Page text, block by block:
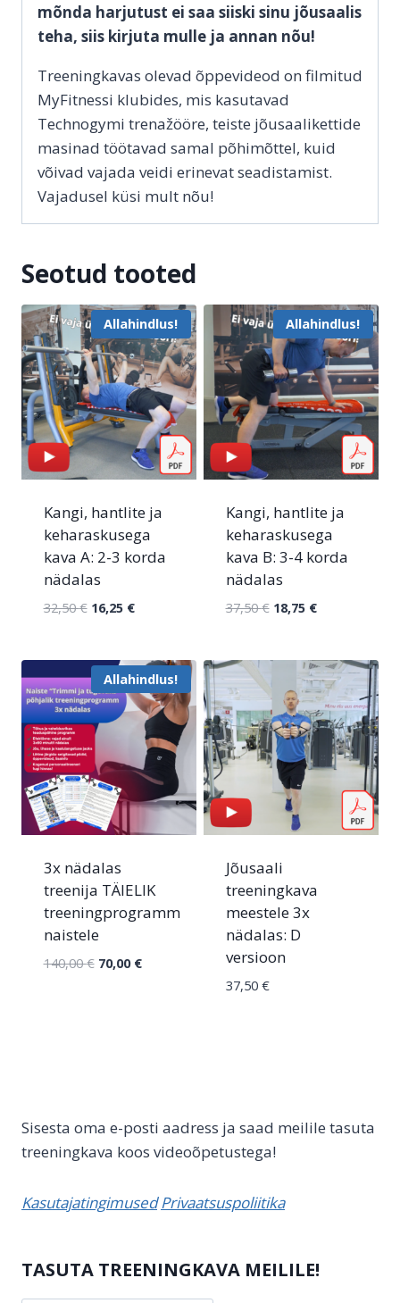
mõnda harjutust ei saa siiski sinu jõusaalis
teha, siis kirjuta mulle ja annan nõu!
Treeningkavas olevad õppevideod on filmitud
MyFitnessi klubides, mis kasutavad
Technogymi trenažööre, teiste jõusaalikettide
masinad töötavad samal põhimõttel, kuid
võivad vajada veidi erinevat seadistamist.
Vajadusel küsi mult nõu!
Seotud tooted
Allahindlus!
Kangi, hantlite ja
keharaskusega
kava A: 2-3 korda
nädalas
32,50€ 16,25 €
Allahindlus!
Kangi, hantlite ja
keharaskusega
kava B: 3-4 korda
nädalas
37,50€ 18,75 €
Allahindlus!
3x nädalas
treenija TÄIELIK
treeningprogramm
naistele
140,00€ 70,00 €
Jõusaali
treeningkava
meestele 3x
nädalas: D
versioon
37,50 €
Sisesta oma e-posti aadress ja saad meilile tasuta
treeningkava koos videoõpetustega!
Kasutajatingimused Privaatsuspoliitika
TASUTA TREENINGKAVA MEILILE!